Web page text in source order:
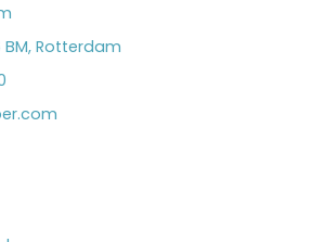
BM, Rotterdam